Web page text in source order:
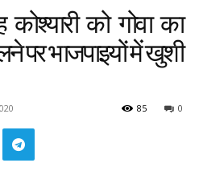
को गोवा का
पर भाजपाइयों में खुशी
0
85